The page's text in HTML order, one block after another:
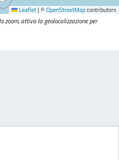
Leaflet | © OpenStreetMapcontributors
zoom, attiva la geolocalizzazione per